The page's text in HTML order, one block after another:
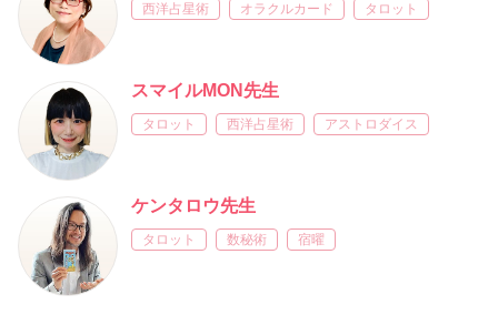
西洋占星術 オラクルカード タロット
スマイルMON先生
タロット 西洋占星術 アストロダイス
ケンタロウ先生
タロット 数秘術 宿曜